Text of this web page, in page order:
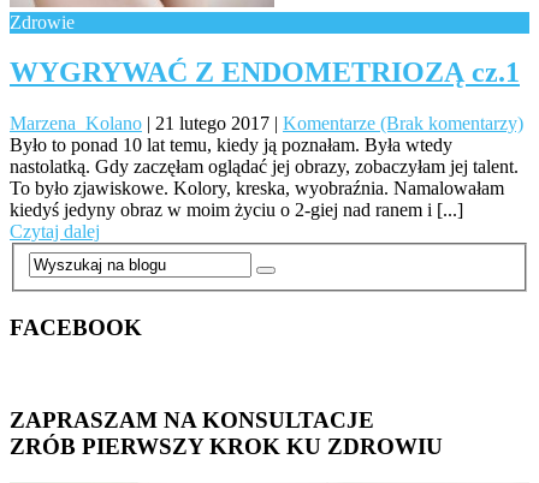
Zdrowie
WYGRYWAĆ Z ENDOMETRIOZĄ cz.1
Marzena_Kolano | 21 lutego 2017 | Komentarze (Brak komentarzy)
Było to ponad 10 lat temu, kiedy ją poznałam. Była wtedy
nastolatką. Gdy zaczęłam oglądać jej obrazy, zobaczyłam jej talent.
To było zjawiskowe. Kolory, kreska, wyobraźnia. Namalowałam
kiedyś jedyny obraz w moim życiu o 2-giej nad ranem i [...]
Czytaj dalej
FACEBOOK
ZAPRASZAM NA KONSULTACJE
ZRÓB PIERWSZY KROK KU ZDROWIU